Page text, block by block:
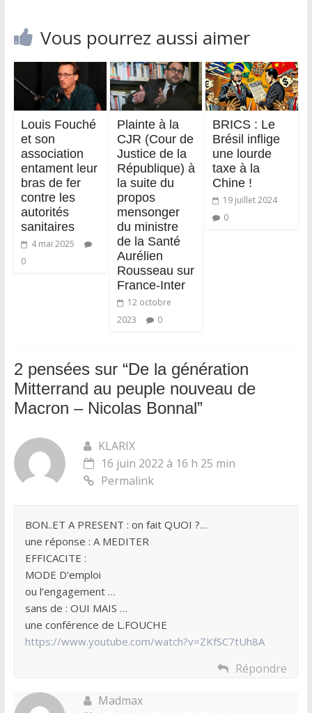
Vous pourrez aussi aimer
Louis Fouché
et son
association
entament leur
bras de fer
contre les
autorités
sanitaires
4 mai 2025
0
Plainte à la
CJR (Cour de
Justice de la
République) à
la suite du
propos
mensonger
du ministre
de la Santé
Aurélien
Rousseau sur
France-Inter
12 octobre
2023
0
BRICS : Le
Brésil inflige
une lourde
taxe à la
Chine !
19 juillet 2024
0
2 pensées sur “De la génération
Mitterrand au peuple nouveau de
Macron – Nicolas Bonnal”
KLARIX
16 juin 2022 à 16 h 25 min
Permalink
BON..ET A PRESENT : on fait QUOI ?…
une réponse : A MEDITER
EFFICACITE :
MODE D’emploi
ou l’engagement …
sans de : OUI MAIS …
une conférence de L.FOUCHE
https://www.youtube.com/watch?v=ZKfSC7tUh8A
Répondre
Madmax